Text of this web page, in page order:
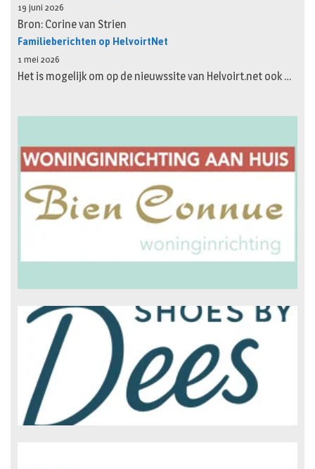
19 juni 2026
Bron: Corine van Strien
Familieberichten op HelvoirtNet
1 mei 2026
Het is mogelijk om op de nieuwssite van Helvoirt.net ook …